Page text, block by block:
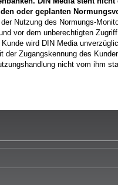
oder geplanten
Nutzung des Normungs-
vor dem unberechtigten
wird DIN Media
der Zugangskennung des
nicht vom ihm